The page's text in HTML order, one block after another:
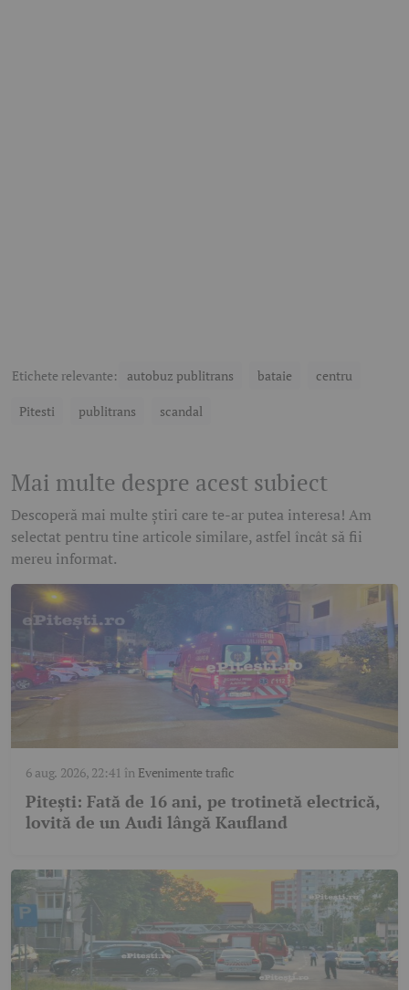
Etichete relevante: autobuz publitrans bataie centru
Pitesti publitrans scandal
Mai multe despre acest subiect
Descoperă mai multe știri care te-ar putea interesa! Am
selectat pentru tine articole similare, astfel încât să fii
mereu informat.
6 aug. 2026, 22:41 în Evenimente trafic
Pitești: Fată de 16 ani, pe trotinetă electrică,
lovită de un Audi lângă Kaufland